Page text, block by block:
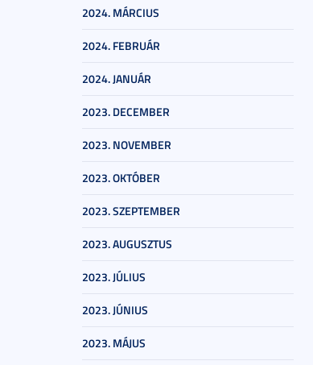
2024. MÁRCIUS
2024. FEBRUÁR
2024. JANUÁR
2023. DECEMBER
2023. NOVEMBER
2023. OKTÓBER
2023. SZEPTEMBER
2023. AUGUSZTUS
2023. JÚLIUS
2023. JÚNIUS
2023. MÁJUS